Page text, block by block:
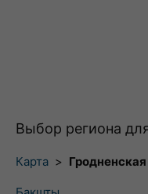
Выбор региона
Карта >